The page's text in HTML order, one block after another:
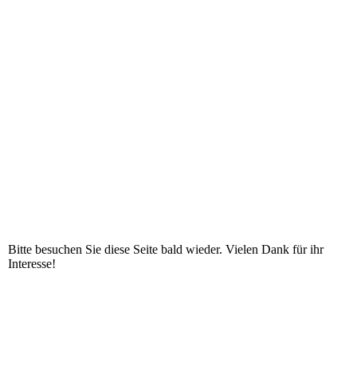
Bitte besuchen Sie diese Seite bald wieder. Vielen Dank für ihr
Interesse!